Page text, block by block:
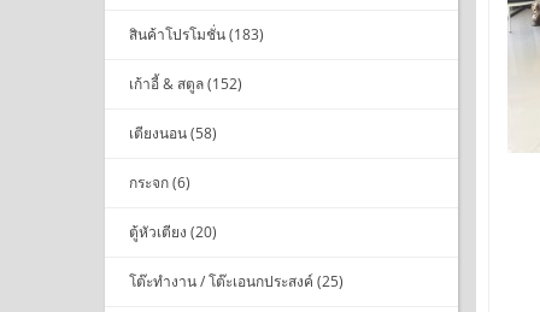
สินค้าโปรโมชั่น (183)
เก้าอี้ & สตูล (152)
เตียงนอน (58)
กระจก (6)
ตู้หัวเตียง (20)
โต๊ะทำงาน / โต๊ะเอนกประสงค์ (25)